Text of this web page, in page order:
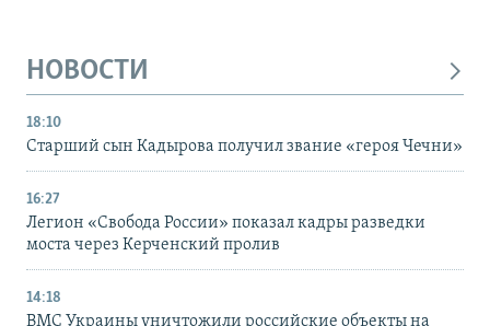
НОВОСТИ
18:10
Старший сын Кадырова получил звание «героя Чечни»
16:27
Легион «Свобода России» показал кадры разведки
моста через Керченский пролив
14:18
ВМС Украины уничтожили российские объекты на